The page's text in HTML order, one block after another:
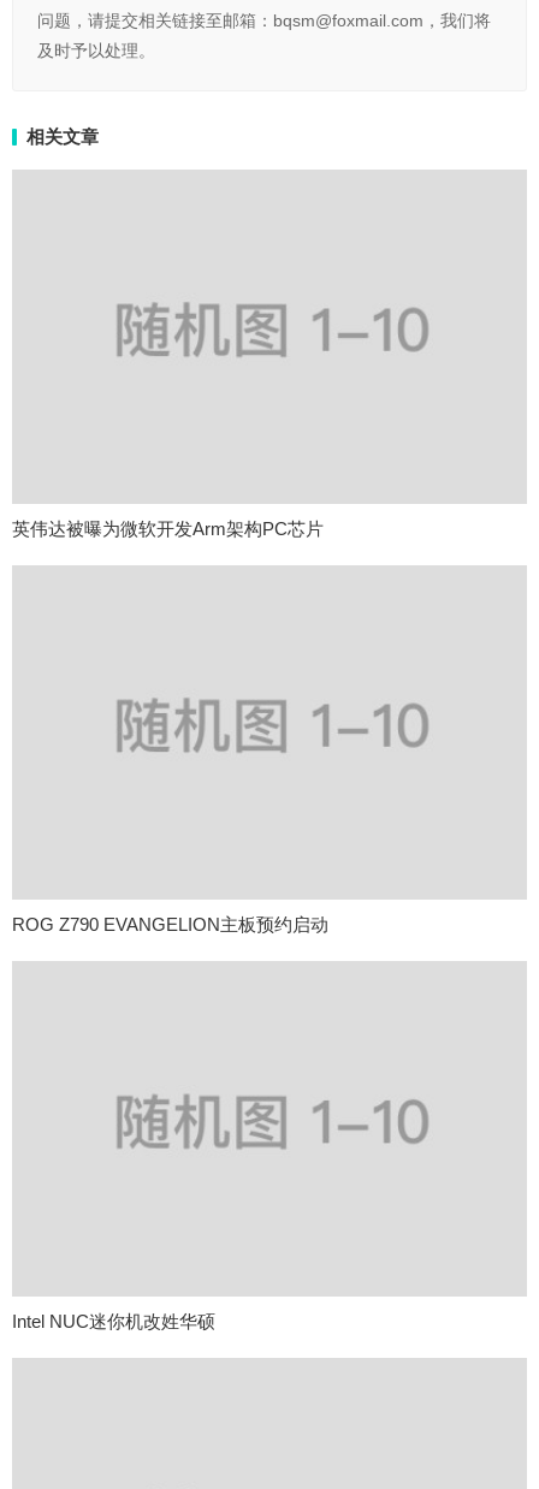
问题，请提交相关链接至邮箱：bqsm@foxmail.com，我们将
及时予以处理。
相关文章
英伟达被曝为微软开发Arm架构PC芯片
ROG Z790 EVANGELION主板预约启动
Intel NUC迷你机改姓华硕